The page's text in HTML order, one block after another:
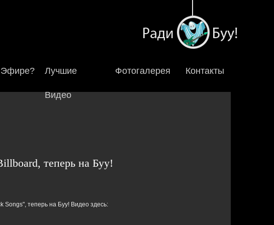
Лучшие
Видео
Фотогалерея Контакты
теперь на Буу!
Songs", теперь на Буу! Видео здесь: